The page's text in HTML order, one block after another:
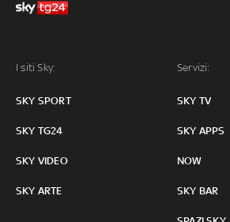
I siti Sky:
SKY SPORT
SKY TG24
SKY VIDEO
SKY ARTE
Servizi:
SKY TV
SKY APPS
NOW
SKY BAR